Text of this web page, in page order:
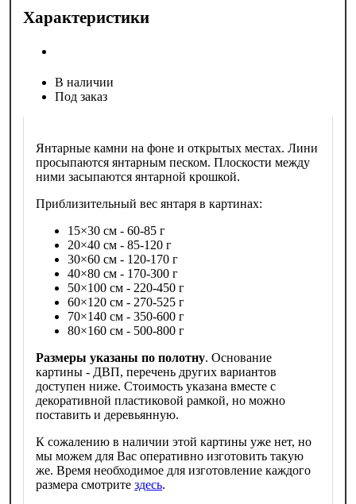
Характеристики
В наличии
Под заказ
Янтарные камни на фоне и открытых местах. Лини
просыпаются янтарным песком. Плоскости между
ними засыпаются янтарной крошкой.
Приблизительный вес янтаря в картинах:
15×30 см - 60-85 г
20×40 см - 85-120 г
30×60 см - 120-170 г
40×80 см - 170-300 г
50×100 см - 220-450 г
60×120 см - 270-525 г
70×140 см - 350-600 г
80×160 см - 500-800 г
Размеры указаны по полотну. Основание
картины - ДВП, перечень других вариантов
доступен ниже. Стоимость указана вместе с
декоративной пластиковой рамкой, но можно
поставить и деревьянную.
К сожалению в наличии этой картины уже нет, но
мы можем для Вас оперативно изготовить такую
же. Время необходимое для изготовление каждого
размера смотрите здесь.